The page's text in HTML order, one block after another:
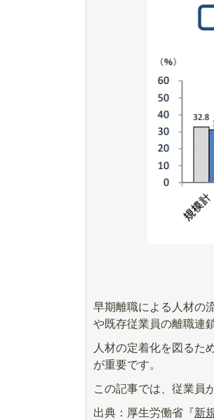
早期離職による人材の
や既存従業員の離職連
人材の定着化を図るた
が重要です。
この記事では、従業員
出典：厚生労働省『新